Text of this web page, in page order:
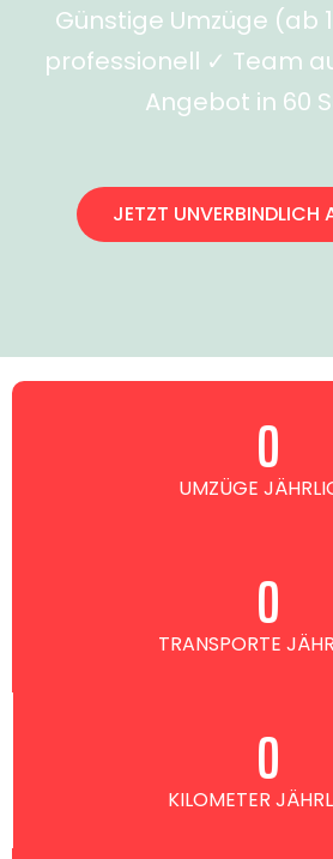
Günstige Umzüge (ab
professionell ✓ Team
Angebot in 60
JETZT UNVERBINDLICH
UMZÜGE0
TRANSPORTE
0
KILOMETER
0